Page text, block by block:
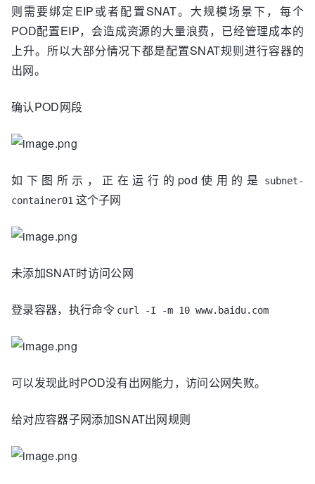
则需要绑定EIP或者配置SNAT。大规模场景下，每个
POD配置EIP，会造成资源的大量浪费，已经管理成本的
上升。所以大部分情况下都是配置SNAT规则进行容器的
出网。
确认POD网段
如下图所示，正在运行的pod使用的是
subnet-
container01 这个子网
未添加SNAT时访问公网
登录容器，执行命令 curl -I -m 10 www.baidu.com
可以发现此时POD没有出网能力，访问公网失败。
给对应容器子网添加SNAT出网规则